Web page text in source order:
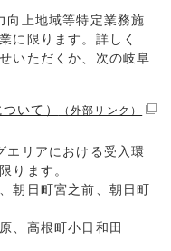
上地域等特定業務施
に限ります。詳しく
いただくか、次の岐阜
いて） （外部リンク）
リアにおける受入環
ります。
日町宮之前、朝日町
高根町小日和田